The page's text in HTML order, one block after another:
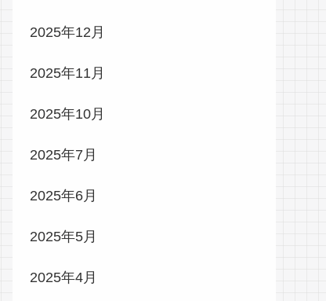
2025年12月
2025年11月
2025年10月
2025年7月
2025年6月
2025年5月
2025年4月